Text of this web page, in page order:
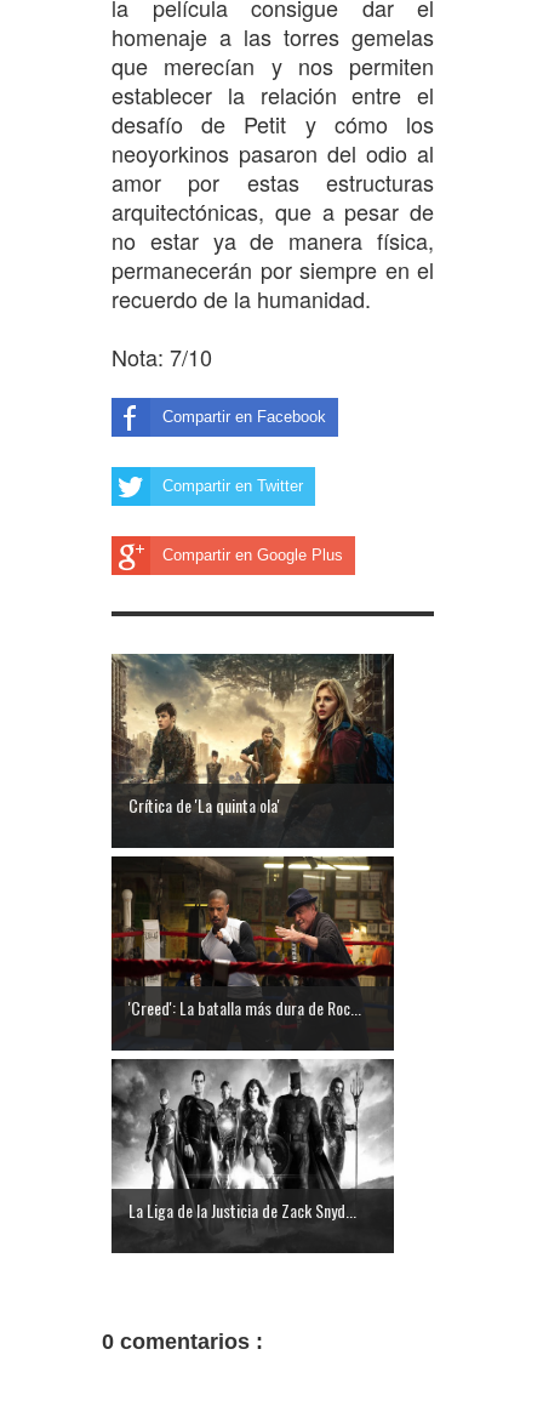
la película consigue dar el
homenaje a las torres gemelas
que merecían y nos permiten
establecer la relación entre el
desafío de Petit y cómo los
neoyorkinos pasaron del odio al
amor por estas estructuras
arquitectónicas, que a pesar de
no estar ya de manera física,
permanecerán por siempre en el
recuerdo de la humanidad.
Nota: 7/10
Compartir en Facebook
Compartir en Twitter
Compartir en Google Plus
Crítica de 'La quinta ola'
'Creed': La batalla más dura de Roc...
La Liga de la Justicia de Zack Snyd...
0 comentarios :